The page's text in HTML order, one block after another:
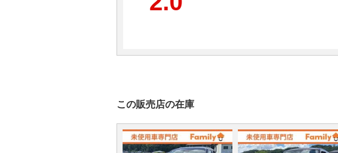
この販売店の在庫